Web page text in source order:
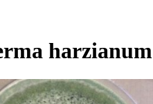
harzianum